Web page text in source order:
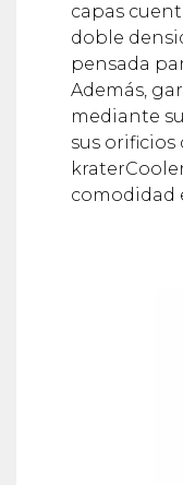
capas
doble
pensada
Además,
mediante
sus
comodidad